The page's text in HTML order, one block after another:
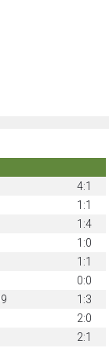
4:1
1:1
1:4
1:0
1:1
0:0
1:3
2:0
2:1